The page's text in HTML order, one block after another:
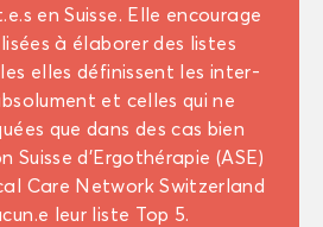
en Suisse. Elle en­cou­rage
à éla­bo­rer des listes
elles dé­fi­nissent les in­ter­
et celles qui ne
que dans des cas bien
Suisse d’Er­go­thé­ra­pie (ASE)
Care Net­work Swit­zer­land
leur liste Top 5.